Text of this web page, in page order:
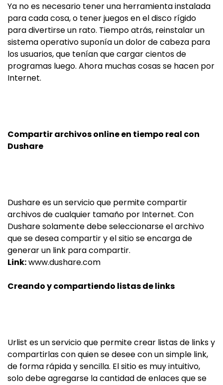
Ya no es necesario tener una herramienta instalada
para cada cosa, o tener juegos en el disco rígido
para divertirse un rato. Tiempo atrás, reinstalar un
sistema operativo suponía un dolor de cabeza para
los usuarios, que tenían que cargar cientos de
programas luego. Ahora muchas cosas se hacen por
Internet.
Compartir archivos online en tiempo real con
Dushare
Dushare es un servicio que permite compartir
archivos de cualquier tamaño por Internet. Con
Dushare solamente debe seleccionarse el archivo
que se desea compartir y el sitio se encarga de
generar un link para compartir.
Link:www.dushare.com
Creando y compartiendo listas de links
Urlist es un servicio que permite crear listas de links y
compartirlas con quien se desee con un simple link,
de forma rápida y sencilla. El sitio es muy intuitivo,
solo debe agregarse la cantidad de enlaces que se